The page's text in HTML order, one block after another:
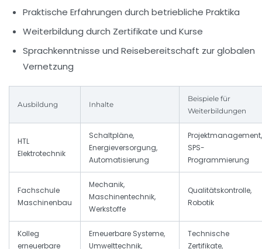
Praktische Erfahrungen durch betriebliche Praktika
Weiterbildung durch Zertifikate und Kurse
Sprachkenntnisse und Reisebereitschaft zur globalen
Vernetzung
Ausbildung Inhalte
Beispiele für
Weiterbildungen
HTL
Elektrotechnik
Schaltpläne,
Energieversorgung,
Automatisierung
Projektmanagement,
SPS-
Programmierung
Fachschule
Maschinenbau
Mechanik,
Maschinentechnik,
Werkstoffe
Qualitätskontrolle,
Robotik
Kolleg
erneuerbare
Erneuerbare Systeme,
Umwelttechnik,
Technische
Zertifikate,